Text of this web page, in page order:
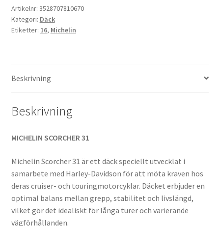
180/65
B
16
mängd
Artikelnr: 3528707810670
Kategori: Däck
Etiketter: 16, Michelin
Beskrivning
Beskrivning
MICHELIN SCORCHER 31
Michelin Scorcher 31 är ett däck speciellt utvecklat i
samarbete med Harley-Davidson för att möta kraven hos
deras cruiser- och touringmotorcyklar. Däcket erbjuder en
optimal balans mellan grepp, stabilitet och livslängd,
vilket gör det idealiskt för långa turer och varierande
vägförhållanden.